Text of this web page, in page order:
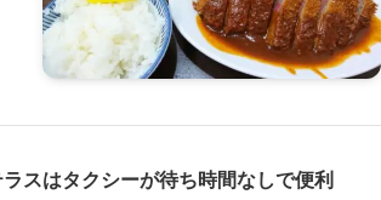
スはタクシーが待ち時間なしで便利